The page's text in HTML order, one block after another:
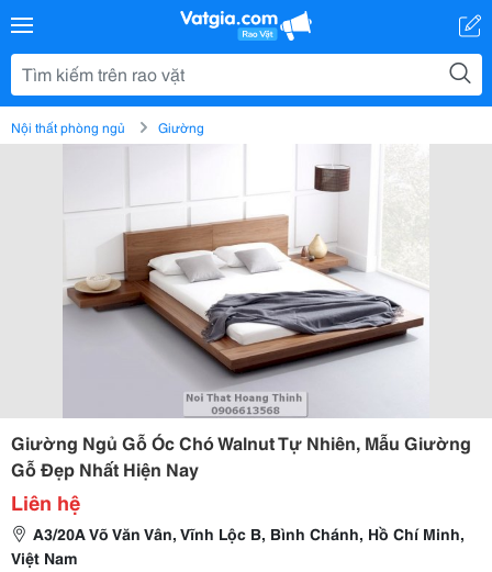
Nội thất phòng ngủ Giường
Giường Ngủ Gỗ Óc Chó Walnut Tự Nhiên, Mẫu Giường
Gỗ Đẹp Nhất Hiện Nay
Liên hệ
A3/20A Võ Văn Vân, Vĩnh Lộc B, Bình Chánh, Hồ Chí Minh,
Việt Nam